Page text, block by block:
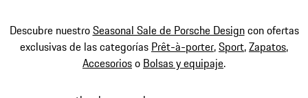
Descubre nuestroSeasonal Sale de Porsche Designcon ofertas
exclusivas de las categorías Prêt-à-porter,Sport,Zapatos,
Accesorioso Bolsas y equipaje.